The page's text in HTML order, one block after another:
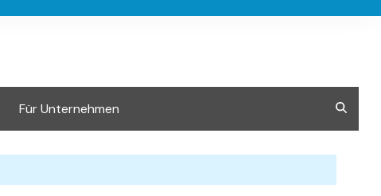
Für Unternehmen